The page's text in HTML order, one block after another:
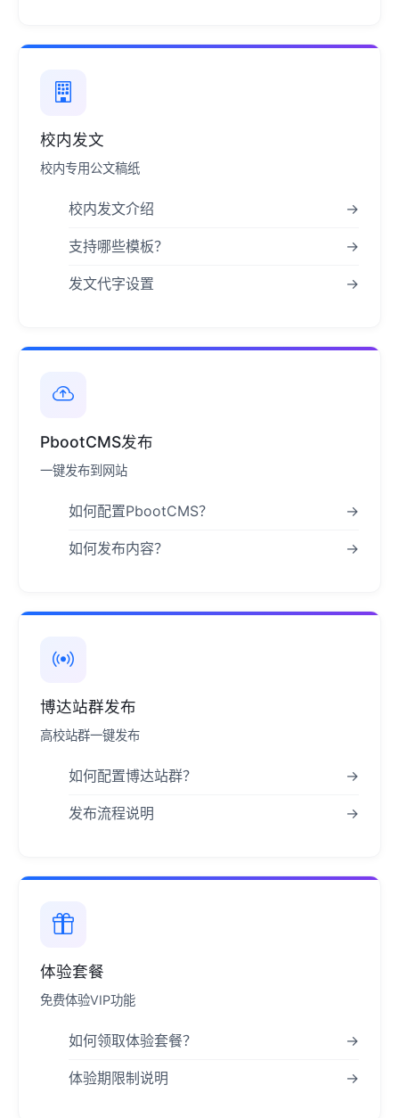
校内发文
校内专用公文稿纸
校内发文介绍 →
支持哪些模板？ →
发文代字设置 →
PbootCMS发布
一键发布到网站
如何配置PbootCMS？ →
如何发布内容？ →
博达站群发布
高校站群一键发布
如何配置博达站群？ →
发布流程说明 →
体验套餐
免费体验VIP功能
如何领取体验套餐？ →
体验期限制说明 →